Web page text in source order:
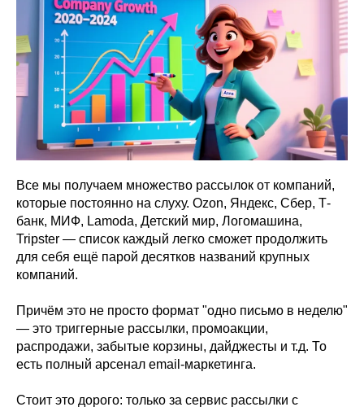
Все мы получаем множество рассылок от компаний,
которые постоянно на слуху. Ozon, Яндекс, Сбер, Т-
банк, МИФ, Lamoda, Детский мир, Логомашина,
Tripster — список каждый легко сможет продолжить
для себя ещё парой десятков названий крупных
компаний.
Причём это не просто формат "одно письмо в неделю"
— это триггерные рассылки, промоакции,
распродажи, забытые корзины, дайджесты и т.д. То
есть полный арсенал email-маркетинга.
Стоит это дорого: только за сервис рассылки с